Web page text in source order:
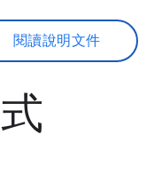
閱讀說明文件